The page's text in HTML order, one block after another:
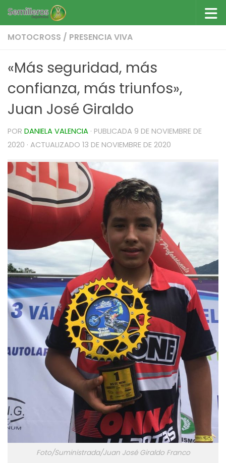
Saltar al contenido
MOTOCROSS / PRESENCIA VIVA
«Más seguridad, más
confianza, más triunfos»,
Juan José Giraldo
POR DANIELA VALENCIA · PUBLICADA 9 DE NOVIEMBRE DE
2020 · ACTUALIZADO 13 DE NOVIEMBRE DE 2020
Foto/Suministrada/Juan José Giraldo Franco